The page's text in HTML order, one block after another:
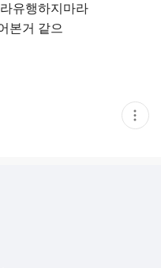
유행하지마라
본거 같으
현
재